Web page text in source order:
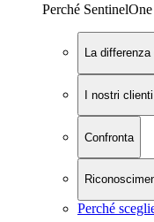
Perché SentinelOne
La
I nostri clienti
Confronta
Perché